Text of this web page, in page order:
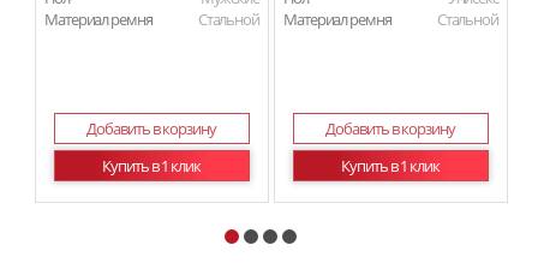
Материал ремня
Стальной
Добавить в корзину
Купить в 1 клик
Материал ремня
Стальной
Добавить в корзину
Купить в 1 клик